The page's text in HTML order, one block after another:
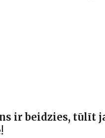
ir beidzies, tūlīt